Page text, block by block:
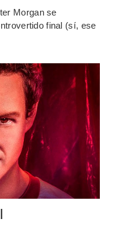
Morgan se
final (sí, ese